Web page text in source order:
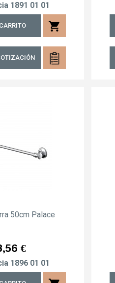
1891 01 01
shopping_cart
50cm Palace
€
1896 01 01